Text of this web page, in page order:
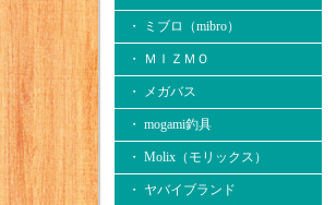
・ ミブロ（mibro）
・ ＭＩＺＭＯ
・ メガバス
・ mogami釣具
・ Molix（モリックス）
・ ヤバイブランド